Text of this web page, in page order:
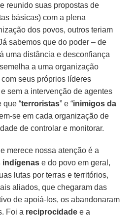
reunido suas propostas de
básicas) com a plena
dos povos, outros teriam
sabemos que do poder – de
uma distância e desconfiança
a uma organização
seus próprios líderes
sem a intervenção de agentes
que “terroristas” e “inimigos da
se em cada organização de
de controlar e monitorar.
merece nossa atenção é a
indígenas e do povo em geral,
lutas por terras e territórios,
aliados, que chegaram das
de apoiá-los, os abandonaram
Foi a reciprocidade e a